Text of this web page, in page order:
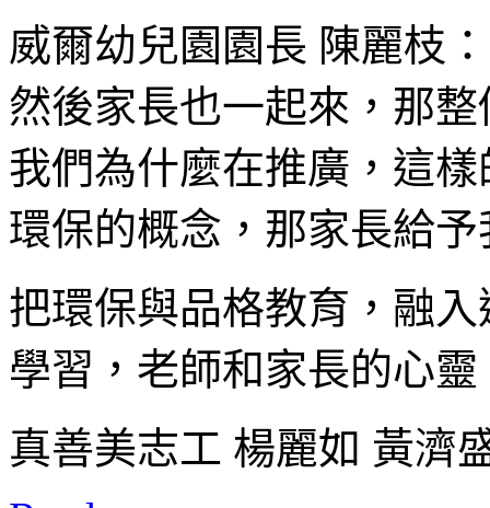
威爾幼兒園園長 陳麗枝
然後家長也一起來，那
我們為什麼在推廣，這
環保的概念，那家長給
把環保與品格教育，融
學習，老師和家長的心
真善美志工 楊麗如 黃濟